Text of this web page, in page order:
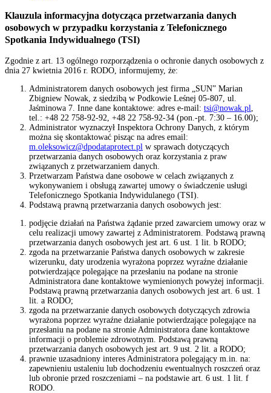
Klauzula informacyjna dotycząca przetwarzania danych
osobowych w przypadku korzystania z Telefonicznego
Spotkania Indywidualnego (TSI)
Zgodnie z art. 13 ogólnego rozporządzenia o ochronie danych osobowych z
dnia 27 kwietnia 2016 r. RODO, informujemy, że:
Administratorem danych osobowych jest firma „SUN” Marian
Zbigniew Nowak, z siedzibą w Podkowie Leśnej 05-807, ul.
Jaśminowa 7. Inne dane kontaktowe: adres e-mail: tsi@nowak.pl
tel.: +48 22 758-92-92, +48 22 758-92-34 (pon.-pt. 7:30 – 16.00);
Administrator wyznaczył Inspektora Ochrony Danych, z którym
można się skontaktować pisząc na adres email:
m.oleksowicz@dpodataprotect.pl w sprawach dotyczących
przetwarzania danych osobowych oraz korzystania z praw
związanych z przetwarzaniem danych.
Przetwarzam Państwa dane osobowe w celach związanych z
wykonywaniem i obsługą zawartej umowy o świadczenie usługi
Telefonicznego Spotkania Indywidulanego (TSI).
Podstawą prawną przetwarzania danych osobowych jest:
podjęcie działań na Państwa żądanie przed zawarciem umowy oraz w
celu realizacji umowy zawartej z Administratorem. Podstawą prawną
przetwarzania danych osobowych jest art. 6 ust. 1 lit. b RODO;
zgoda na przetwarzanie Państwa danych osobowych w zakresie
wizerunku, daty urodzenia wyrażona poprzez wyraźne działanie
potwierdzające polegające na przesłaniu na podane na stronie
Administratora dane kontaktowe wymienionych powyżej informacji.
Podstawą prawną przetwarzania danych osobowych jest art. 6 ust. 1
lit. a RODO;
zgoda na przetwarzanie danych osobowych dotyczących zdrowia
wyrażona poprzez wyraźne działanie potwierdzające polegające na
przesłaniu na podane na stronie Administratora dane kontaktowe
informacji o problemie zdrowotnym. Podstawą prawną
przetwarzania danych osobowych jest art. 9 ust. 2 lit. a RODO;
prawnie uzasadniony interes Administratora polegający m.in. na:
zapewnieniu ustaleniu lub dochodzeniu ewentualnych roszczeń oraz
lub obronie przed roszczeniami – na podstawie art. 6 ust. 1 lit. f
RODO.